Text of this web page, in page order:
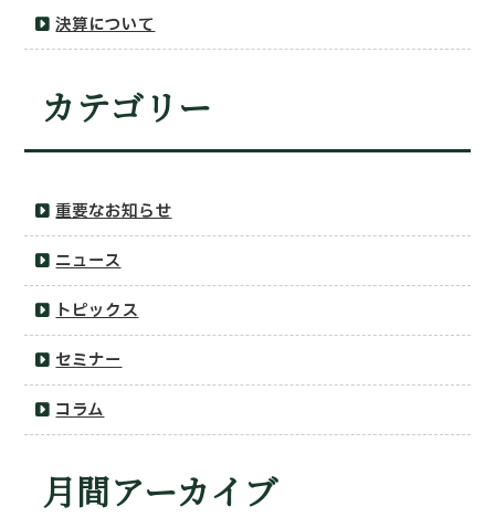
決算について
カテゴリー
重要なお知らせ
ニュース
トピックス
セミナー
コラム
月間アーカイブ